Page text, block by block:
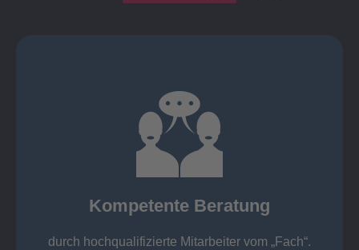
Kompetente Beratung
durch hochqualifizierte Mitarbeiter vom „Fach“.
Kompetente Beratung durch
„Fach“.
findet die Kundenbetreuung ausschließlich durch
Meister, Techniker oder Ingenieure statt.
Ansprechpartner